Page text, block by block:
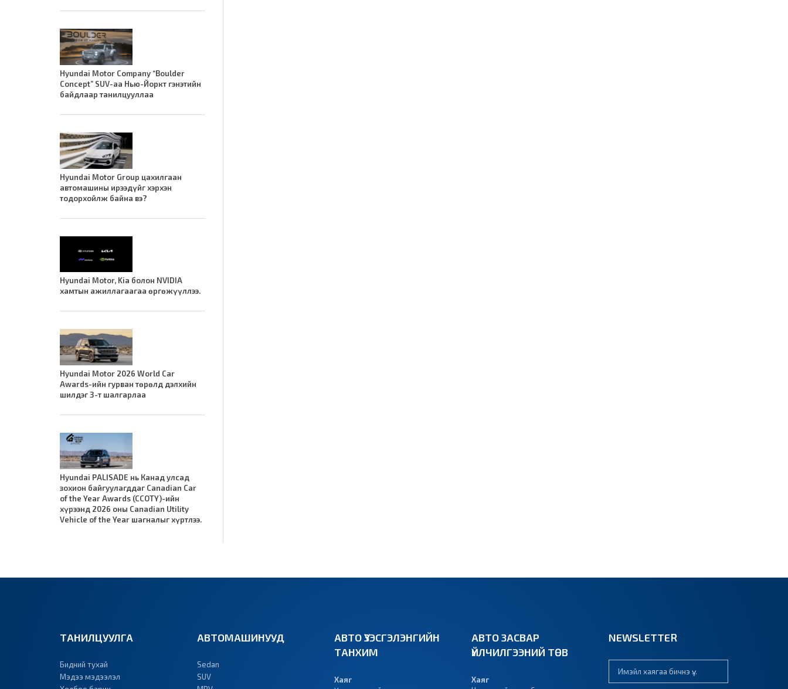
Hyundai Motor Company “Boulder
Concept” SUV-аа Нью-Йоркт гэнэтийн
байдлаар танилцууллаа
Hyundai Motor Group цахилгаан
автомашины ирээдүйг хэрхэн
тодорхойлж байна вэ?
Hyundai Motor, Kia болон NVIDIA
хамтын ажиллагаагаа өргөжүүллээ.
Hyundai Motor 2026 World Car
Awards-ийн гурван төрөлд дэлхийн
шилдэг 3-т шалгарлаа
Hyundai PALISADE нь Канад улсад
зохион байгуулагддаг Canadian Car
of the Year Awards (CCOTY)-ийн
хүрээнд 2026 оны Canadian Utility
Vehicle of the Year шагналыг хүртлээ.
ТАНИЛЦУУЛГА
Бидний тухай
Мэдээ мэдээлэл
АВТОМАШИНУУД
Sedan
SUV
АВТО ҮЗЭСГЭЛЭНГИЙН
ТАНХИМ
Хаяг
АВТО ЗАСВАР
ҮЙЛЧИЛГЭЭНИЙ ТӨВ
Хаяг
NEWSLETTER